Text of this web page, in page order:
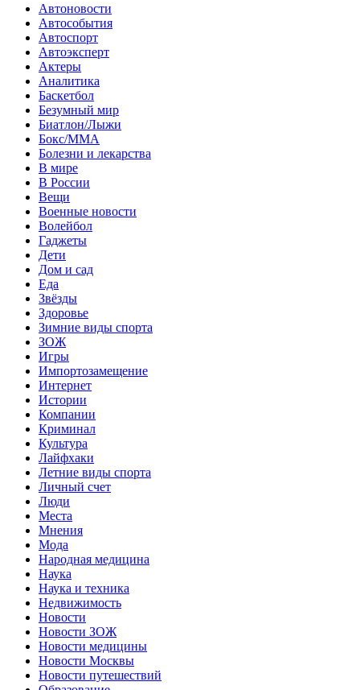
Автоновости
Автособытия
Автоспорт
Автоэксперт
Актеры
Аналитика
Баскетбол
Безумный мир
Биатлон/Лыжи
Бокс/MMA
Болезни и лекарства
В мире
В России
Вещи
Военные новости
Волейбол
Гаджеты
Дети
Дом и сад
Еда
Звёзды
Здоровье
Зимние виды спорта
ЗОЖ
Игры
Импортозамещение
Интернет
Истории
Компании
Криминал
Культура
Лайфхаки
Летние виды спорта
Личный счет
Люди
Места
Мнения
Мода
Народная медицина
Наука
Наука и техника
Недвижимость
Новости
Новости ЗОЖ
Новости медицины
Новости Москвы
Новости путешествий